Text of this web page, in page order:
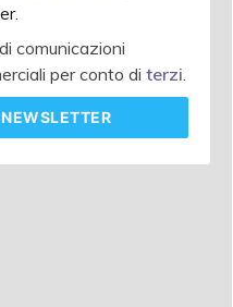
comunicazioni
per conto di terzi.